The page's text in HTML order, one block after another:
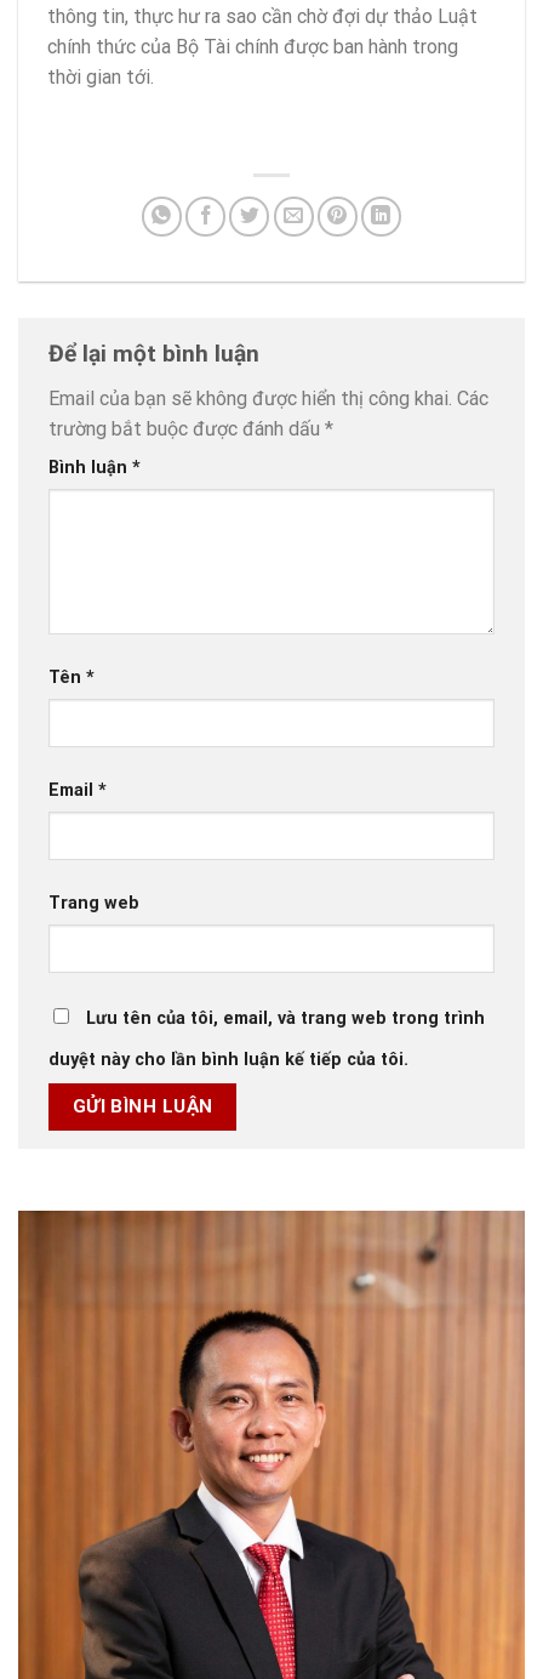
thông tin, thực hư ra sao cần chờ đợi dự thảo Luật
chính thức của Bộ Tài chính được ban hành trong
thời gian tới.
Để lại một bình luận
Email của bạn sẽ không được hiển thị công khai. Các
trường bắt buộc được đánh dấu *
Bình luận *
Tên *
Email *
Trang web
Lưu tên của tôi, email, và trang web trong trình
duyệt này cho lần bình luận kế tiếp của tôi.